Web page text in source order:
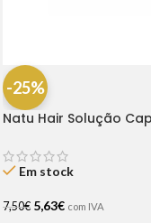
-25%
Natu Hair Solução
Em stock
7,50€ 5,63€ com IVA